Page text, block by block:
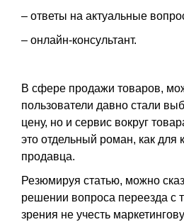
– ответы на актуальные
– онлайн-консультант.
В сфере продажи товаров,
пользователи давно стали
цену, но и сервис вокруг
это отдельный роман, как для
продавца.
Резюмируя статью, можно
решении вопроса переезда с
зрения не учесть